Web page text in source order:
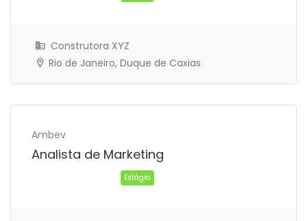
Estágio
Construtora XYZ
Rio de Janeiro, Duque de Caxias
Ambev
Analista de Marketing